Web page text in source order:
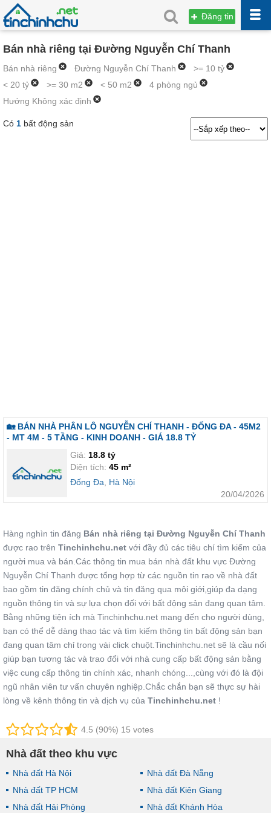
Đăng tin
Bán nhà riêng tại Đường Nguyễn Chí Thanh
Bán nhà riêng Đường Nguyễn Chí Thanh
>= 10 tỷ
< 20 tỷ
>= 30 m2 < 50 m2
4 phòng ngủ
Hướng Không xác định
Có 1 bất động sản
🏡 BÁN NHÀ PHÂN LÔ NGUYỄN CHÍ THANH - ĐỐNG ĐA - 45M2
- MT 4M - 5 TẦNG - KINH DOANH - GIÁ 18.8 TỶ
Giá: 18.8 tỷ
Diện tích: 45 m²
Đống Đa
Hà Nội
20/04/2026
Hàng nghìn tin đăng Bán nhà riêng tại Đường Nguyễn Chí Thanh
được rao trên Tinchinhchu.net với đầy đủ các tiêu chí tìm kiếm của
người mua và bán.Các thông tin mua bán nhà đất khu vực Đường
Nguyễn Chí Thanh được tổng hợp từ các nguồn tin rao về nhà đất
bao gồm tin đăng chính chủ và tin đăng qua môi giới,giúp đa dạng
nguồn thông tin và sự lựa chọn đối với bất động sản đang quan tâm.
Bằng những tiện ích mà Tinchinhchu.net mang đến cho người dùng,
bạn có thể dễ dàng thao tác và tìm kiếm thông tin bất động sản bạn
đang quan tâm chỉ trong vài click chuột.Tinchinhchu.net sẽ là cầu nối
giúp bạn tương tác và trao đổi với nhà cung cấp bất động sản bằng
việc cung cấp thông tin chính xác, nhanh chóng...,cùng với đó là đội
ngũ nhân viên tư vấn chuyên nghiệp.Chắc chắn bạn sẽ thực sự hài
lòng về kênh thông tin và dịch vụ của Tinchinhchu.net !
4.5 (90%) 15 votes
Nhà đất theo khu vực
Nhà đất Hà Nội
Nhà đất TP HCM
Nhà đất Hải Phòng
Nhà đất Đà Nẵng
Nhà đất Kiên Giang
Nhà đất Khánh Hòa